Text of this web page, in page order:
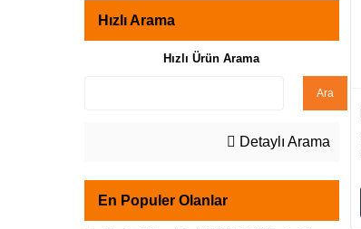
Hızlı Arama
Hızlı Ürün Arama
Ara
Detaylı Arama
En Populer Olanlar